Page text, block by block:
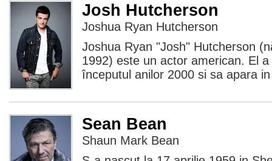
Josh Hutcherson
Joshua Ryan Hutcherson
Joshua Ryan "Josh" Hutcherson
1992) este un actor american. El
începutul anilor 2000 si sa apara
Sean Bean
Shaun Mark Bean